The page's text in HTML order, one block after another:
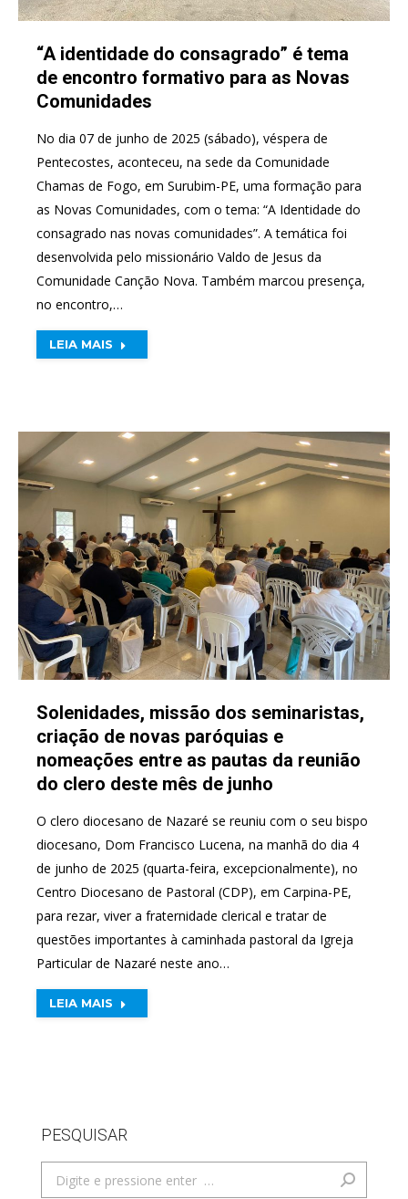
“A identidade do consagrado” é tema
de encontro formativo para as Novas
Comunidades
No dia 07 de junho de 2025 (sábado), véspera de
Pentecostes, aconteceu, na sede da Comunidade
Chamas de Fogo, em Surubim-PE, uma formação para
as Novas Comunidades, com o tema: “A Identidade do
consagrado nas novas comunidades”. A temática foi
desenvolvida pelo missionário Valdo de Jesus da
Comunidade Canção Nova. Também marcou presença,
no encontro,…
LEIA MAIS
Solenidades, missão dos seminaristas,
criação de novas paróquias e
nomeações entre as pautas da reunião
do clero deste mês de junho
O clero diocesano de Nazaré se reuniu com o seu bispo
diocesano, Dom Francisco Lucena, na manhã do dia 4
de junho de 2025 (quarta-feira, excepcionalmente), no
Centro Diocesano de Pastoral (CDP), em Carpina-PE,
para rezar, viver a fraternidade clerical e tratar de
questões importantes à caminhada pastoral da Igreja
Particular de Nazaré neste ano…
LEIA MAIS
PESQUISAR
Search: